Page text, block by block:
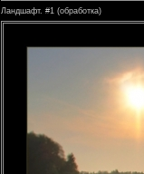
Ландшафт. #1 (обработка)